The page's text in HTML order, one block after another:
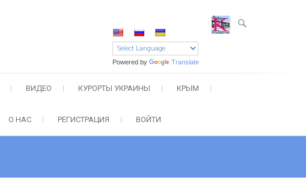
Powered by Translate
ВИДЕО КУРОРТЫ УКРАИНЫ КРЫМ
О НАС РЕГИСТРАЦИЯ ВОЙТИ